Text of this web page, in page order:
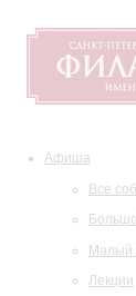
Афиша
Все
Малый
Лекции